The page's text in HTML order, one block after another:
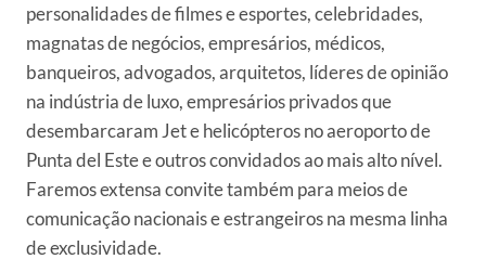
personalidades de filmes e esportes, celebridades,
magnatas de negócios, empresários, médicos,
banqueiros, advogados, arquitetos, líderes de opinião
na indústria de luxo, empresários privados que
desembarcaram Jet e helicópteros no aeroporto de
Punta del Este e outros convidados ao mais alto nível.
Faremos extensa convite também para meios de
comunicação nacionais e estrangeiros na mesma linha
de exclusividade.